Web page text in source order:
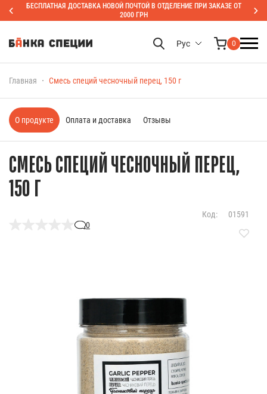
БЕСПЛАТНАЯ ДОСТАВКА НОВОЙ ПОЧТОЙ В ОТДЕЛЕНИЕ ПРИ ЗАКАЗЕ ОТ
2000 ГРН
Рус 0
Главная Смесь специй чесночный перец, 150 г
СМЕСЬ СПЕЦИЙ ЧЕСНОЧНЫЙ ПЕРЕЦ,
150 Г
0
Код: 01591
О продукте Оплата и доставка Отзывы